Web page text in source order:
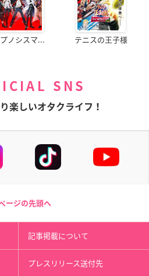
ノシスマ... テニスの王子様
SNS
楽しいオタクライフ！
ージの先頭へ
記事掲載について
プレスリリース送付先